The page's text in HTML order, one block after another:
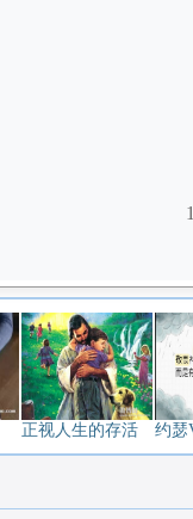
正视人生的存活 约瑟